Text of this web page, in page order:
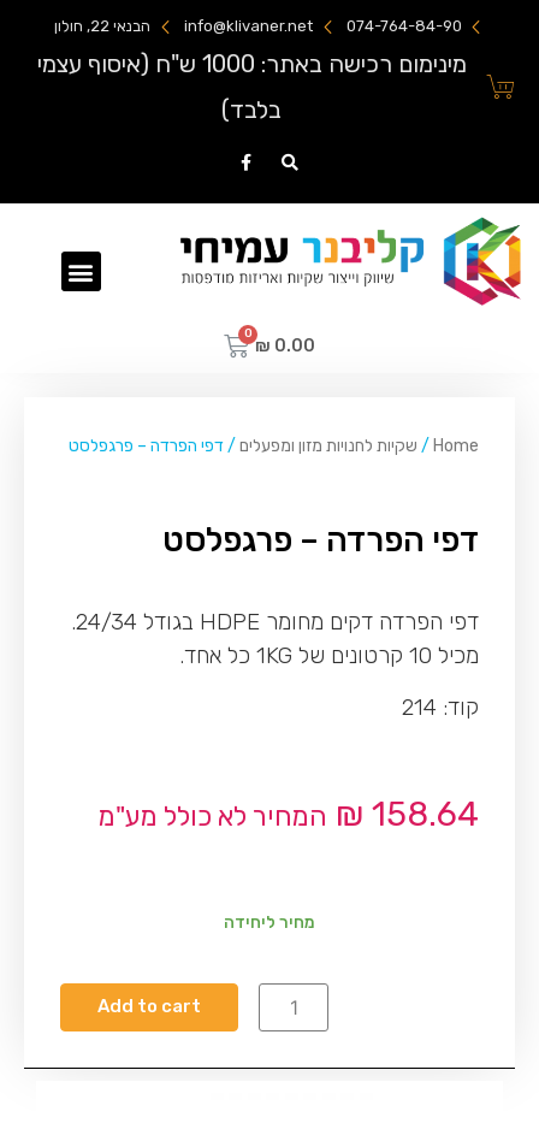
074-764-84-90
info@klivaner.net הבנאי 22, חולון
מינימום רכישה באתר: 1000 ש"ח (איסוף עצמי
בלבד)
₪ 0.00
Home
/ שקיות לחנויות מזון ומפעלים / דפי הפרדה – פרגפלסט
דפי הפרדה – פרגפלסט
דפי הפרדה דקים מחומר HDPE בגודל 24/34.
מכיל 10 קרטונים של 1KG כל אחד.
קוד: 214
₪ 158.64 המחיר לא כולל מע"מ
מחיר ליחידה
Add to cart